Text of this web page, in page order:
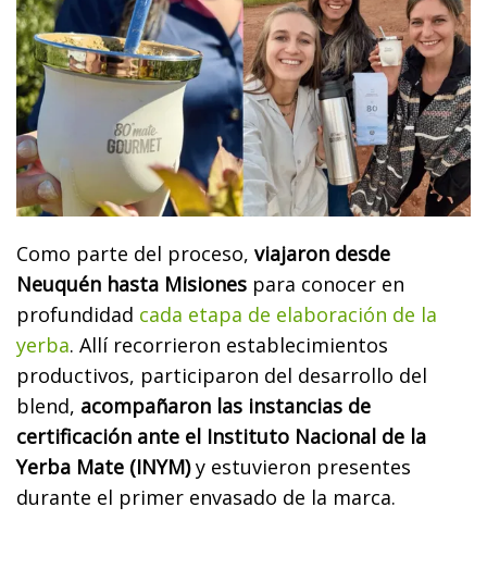
Como parte del proceso, viajaron desde
Neuquén hasta Misiones para conocer en
profundidad cada etapa de elaboración de la
yerba. Allí recorrieron establecimientos
productivos, participaron del desarrollo del
blend, acompañaron las instancias de
certificación ante el Instituto Nacional de la
Yerba Mate (INYM)y estuvieron presentes
durante el primer envasado de la marca.